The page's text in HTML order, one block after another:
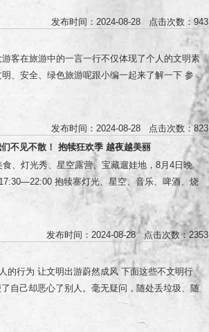
发布时间：2024-08-28 点击次数：943
客在旅游中的一言一行不仅体现了个人的文明素
、安全、绿色旅游呢跟小编一起来了解一下 参
发布时间：2024-08-28 点击次数：823
不见不散！ 抱犊狂欢季 越夜越美丽
、灯光秀、星空露营、宝藏遛娃地，8月4日晚
抱犊寨灯光、星空、音乐、啤酒、烧
神秘的自然之旅 ...... 为到场的小伙伴奉献一场
三人49.9元； 17:30—22:00 夜游直通票：40元/
费）； 星空露营： 原价1299元/晚 活动惊爆价
索道票（或电子票信息）可用于抵扣帐篷租赁
动惊爆价99元/晚。 福利再加码： 微信转发官微
58元/人），凭集赞朋友圈到游乐场售票处领
文至朋友圈，集满38个赞，可到美食街领取5元
发布时间：2024-08-28 点击次数：2353
的行为 让文明出游蔚然成风 下面这些不文明行
自己却恶心了别人。毫无疑问，随处丢垃圾、随
明行为。 在景点排队，到车站候车，排队、加
游客因插队大打出手。 旅游时，在公共场所三